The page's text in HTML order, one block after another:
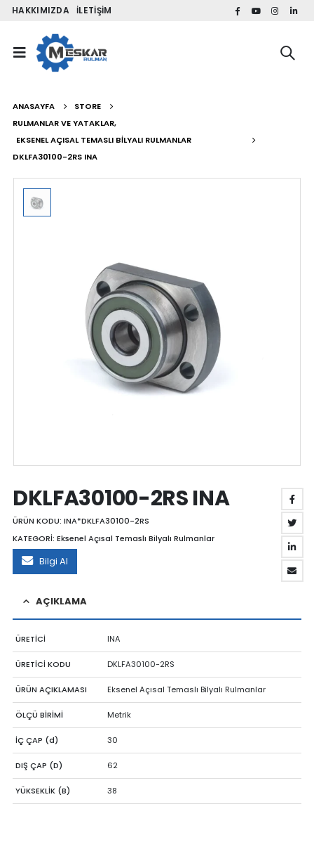
HAKKIMIZDA İLETIŞIM
ANASAYFA
STORE
RULMANLAR VE YATAKLAR,
EKSENEL AÇISAL TEMASLI BILYALI RULMANLAR
DKLFA30100-2RS INA
DKLFA30100-2RS INA
ÜRÜN KODU: INA*DKLFA30100-2RS
KATEGORİ: Eksenel Açısal Temaslı Bilyalı Rulmanlar
Bilgi Al
AÇIKLAMA
ÜRETİCİ INA
ÜRETİCİ KODU DKLFA30100-2RS
ÜRÜN AÇIKLAMASI Eksenel Açısal Temaslı Bilyalı Rulmanlar
ÖLÇÜ BİRİMİ Metrik
İÇ ÇAP (d) 30
DIŞ ÇAP (D) 62
YÜKSEKLİK (B) 38